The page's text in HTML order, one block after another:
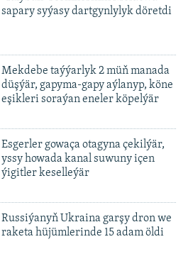
"Talyban" resmileriniň Moldowa
Mekdebe taýýarlyk 2 müň manada
düşýär, gapyma-gapy aýlanyp, köne
Esgerler gowaça otagyna çekilýär,
yssy howada kanal suwuny içen
Russiýanyň Ukraina garşy dron we